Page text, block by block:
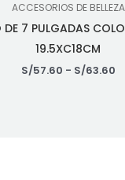
ACCESORIOS DE BELLEZA
DE 7 PULGADAS
19.5XC18CM
S/57.60 - S/63.60